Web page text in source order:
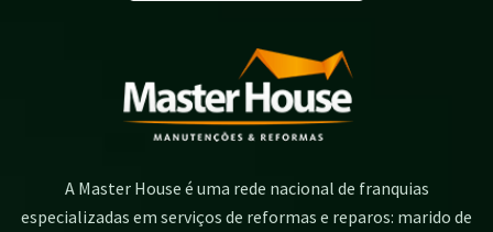
A Master House é uma rede nacional de franquias
especializadas em serviços de reformas e reparos: marido de